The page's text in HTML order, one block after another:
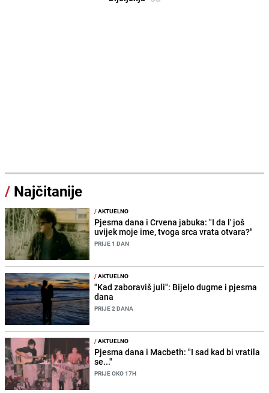
/ Najčitanije
/AKTUELNO
Pjesma dana i Crvena jabuka: "I da l' još
uvijek moje ime, tvoga srca vrata otvara?"
PRIJE 1 DAN
/AKTUELNO
"Kad zaboraviš juli": Bijelo dugme i pjesma
dana
PRIJE 2 DANA
/AKTUELNO
Pjesma dana i Macbeth: "I sad kad bi vratila
se..."
PRIJE OKO 17H